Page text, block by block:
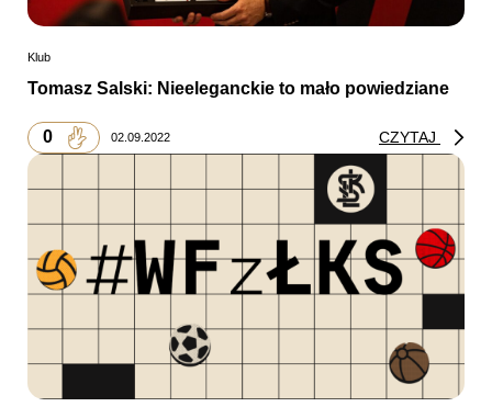
Klub
Tomasz Salski: Nieeleganckie to mało powiedziane
0 02.09.2022 CZYTAJ